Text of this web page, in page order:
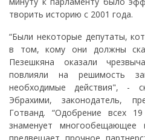
творить историю с 2001 года.
“Были некоторые депутаты,
в том, кому они должны
Пезешкяна оказали
повлияли на решимость
необходимые действия", -
Эбрахими, законодатель,
Готванд. “Одобрение всех
знаменует многообещающее